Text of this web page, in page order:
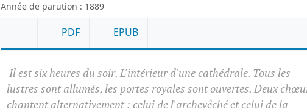
Année de parution : 1889
PDF EPUB
Il est six heures du soir. L'intérieur d'une cathédrale. Tous les
lustres sont allumés, les portes royales sont ouvertes. Deux
chantent alternativement : celui de l'archevêché et celui de la